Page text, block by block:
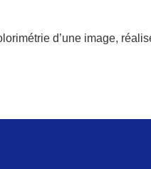
d’une image,